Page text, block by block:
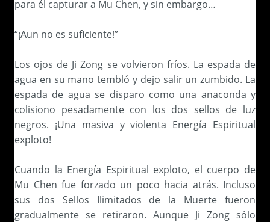
para él capturar a Mu Chen, y sin embargo…
“¡Aun no es suficiente!”
Los ojos de Ji Zong se volvieron fríos. La espada de
agua en su mano tembló y dejo salir un zumbido. La
espada de agua se disparo como una anaconda y
colisiono pesadamente con los dos sellos de luz
negros. ¡Una masiva y violenta Energía Espiritual
exploto!
Cuando la Energía Espiritual exploto, el cuerpo de
Mu Chen fue forzado un poco hacia atrás. Incluso
sus dos Sellos Ilimitados de la Muerte fueron
gradualmente se retiraron. Aunque Ji Zong sólo